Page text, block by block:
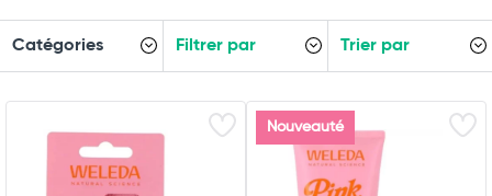
Catégories Filtrer par Trier par
Nouveauté